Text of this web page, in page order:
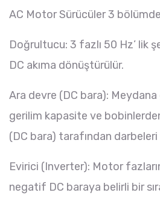
AC Motor Sürücüler 3
Doğrultucu: 3 fazlı 50 Hz’ lik
DC akıma dönüştürülür.
Ara devre (DC bara):
gerilim kapasite ve
(DC bara) tarafından
Evirici (Inverter): Motor
negatif DC baraya belirli bir